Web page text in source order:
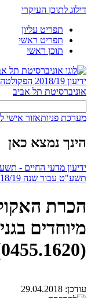
דילוג לתוכן העיקרי
תפריט עליון
תפריט ראשי
תוכן ראשי
ידיעון 2018/19
אוניברסיטת תל אביב
מערכת פניותאזור אישי
הינך נמצא כאן
ידיעון מדעי החיים - תשע"ט
תשע"ט עבור שנה 2018/19
הכרת
מיוחדים
(0455.1620)
עודכן: 29.04.2018